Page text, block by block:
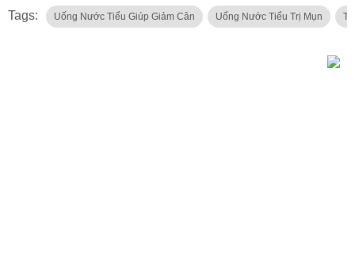
Tags: Uống Nước Tiểu Giúp Giảm Cân Uống Nước Tiểu Trị Mụn